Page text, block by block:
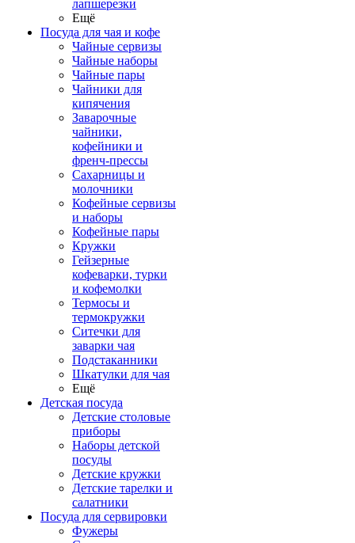
лапшерезки
Ещё
Посуда для чая и кофе
Чайные сервизы
Чайные наборы
Чайные пары
Чайники для
кипячения
Заварочные
чайники,
кофейники и
френч-прессы
Сахарницы и
молочники
Кофейные сервизы
и наборы
Кофейные пары
Кружки
Гейзерные
кофеварки, турки
и кофемолки
Термосы и
термокружки
Ситечки для
заварки чая
Подстаканники
Шкатулки для чая
Ещё
Детская посуда
Детские столовые
приборы
Наборы детской
посуды
Детские кружки
Детские тарелки и
салатники
Посуда для сервировки
Фужеры